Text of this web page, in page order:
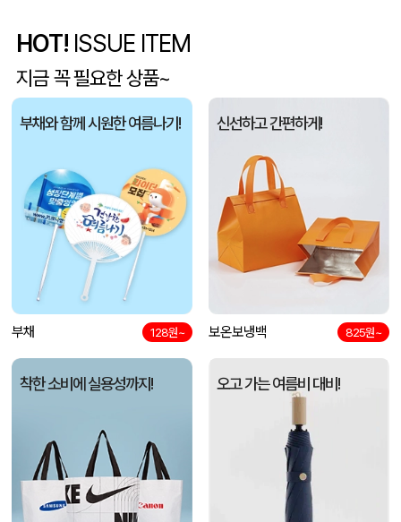
이OO 사각니들펜(0.7)
채OO
김OO 접이식 장바구니 포켓가방 3종 1P
담OO [주문제작] 에코백 맞춤 제작 서비스 08-07
노OO 반달팬시자루부채(원형) (150Ø,160Ø,170Ø,180Ø,190Ø) 08-07
노OO 08-07
노OO 원형 로고긴팬시 (백색자루) 부채 08-07
HOT! ISSUE ITEM
지금 꼭 필요한 상품~
부채와 함께 시원한 여름나기!
부채 128원~
신선하고 간편하게!
보온보냉백 825원~
착한 소비에 실용성까지! 오고 가는 여름비 대비!